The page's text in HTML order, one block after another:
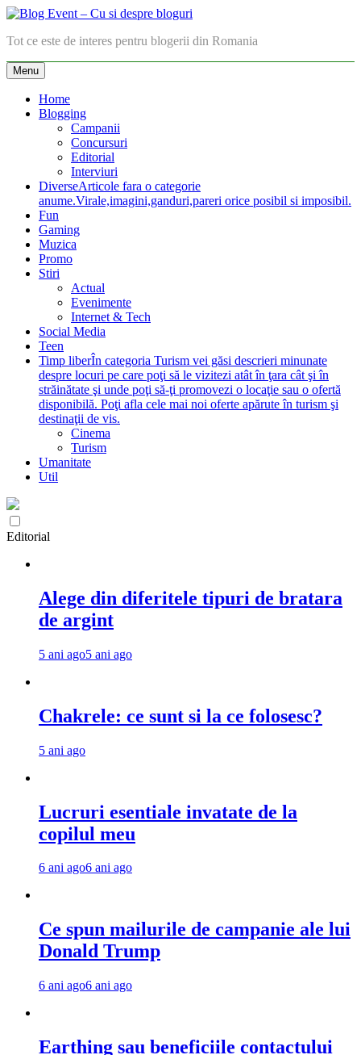
Skip
content
Blog Event – Cu si despre bloguri
Tot ce este de interes pentru blogerii din Romania
Menu
Home
Blogging
Campanii
Concursuri
Editorial
Interviuri
DiverseArticole fara o categorie
anume.Virale,imagini,ganduri,pareri orice posibil si imposibil.
Fun
Gaming
Muzica
Promo
Stiri
Actual
Evenimente
Internet & Tech
Social Media
Teen
Timp liberÎn categoria Turism vei găsi descrieri minunate
despre locuri pe care poţi să le vizitezi atât în ţara cât şi în
străinătate şi unde poţi să-ţi promovezi o locaţie sau o ofertă
disponibilă. Poţi afla cele mai noi oferte apărute în turism şi
destinaţii de vis.
Cinema
Turism
Umanitate
Util
Editorial
Alege din diferitele tipuri de bratara
de argint
5 ani ago5 ani ago
Chakrele: ce sunt si la ce folosesc?
5 ani ago
Lucruri esentiale invatate de la
copilul meu
6 ani ago6 ani ago
Ce spun mailurile de campanie ale lui
Donald Trump
6 ani ago6 ani ago
Earthing sau beneficiile contactului